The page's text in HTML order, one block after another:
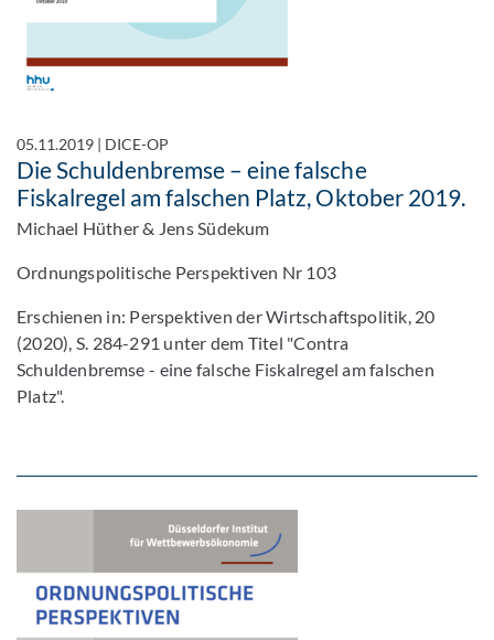
05.11.2019 | DICE-OP
Die Schuldenbremse – eine falsche
Fiskalregel am falschen Platz, Oktober 2019.
Michael Hüther & Jens Südekum
Ordnungspolitische Perspektiven Nr 103
Erschienen in: Perspektiven der Wirtschaftspolitik, 20
(2020), S. 284-291 unter dem Titel "Contra
Schuldenbremse - eine falsche Fiskalregel am falschen
Platz".